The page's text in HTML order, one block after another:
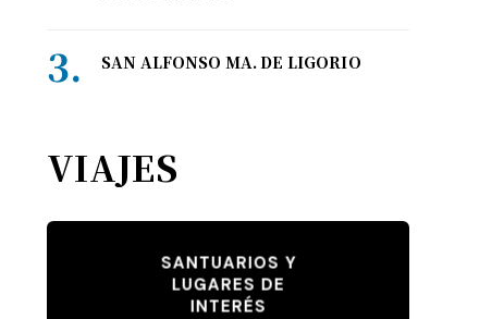
SAN ALFONSO MA. DE LIGORIO
VIAJES
SANTUARIOS Y
LUGARES DE
INTERÉS